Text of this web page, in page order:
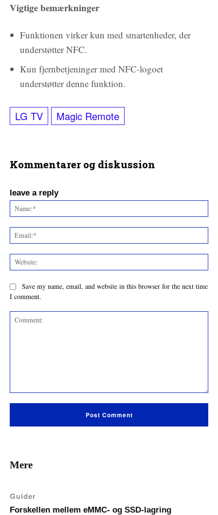
Vigtige bemærkninger
Funktionen virker kun med smartenheder, der
understøtter NFC.
Kun fjernbetjeninger med NFC-logoet
understøtter denne funktion.
LG TV Magic Remote
Kommentarer og diskussion
leave a reply
Save my name, email, and website in this browser for the next time
I comment.
Mere
Guider
Forskellen mellem eMMC- og SSD-lagring